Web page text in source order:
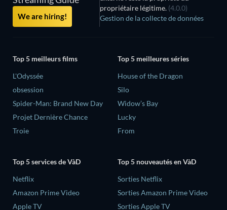
We are hiring!
propriétaire légitime. (4.0.0)
Gestion de la collecte de données
Top 5 meilleurs films
L'Odyssée
obsession
Spider-Man: Brand New Day
Projet Dernière Chance
Troie
Top 5 meilleures séries
House of the Dragon
Silo
Widow’s Bay
Lucky
From
Top 5 services de VàD
Netflix
Amazon Prime Video
Apple TV
Top 5 nouveautés en VàD
Sorties Netflix
Sorties Amazon Prime Video
Sorties Apple TV